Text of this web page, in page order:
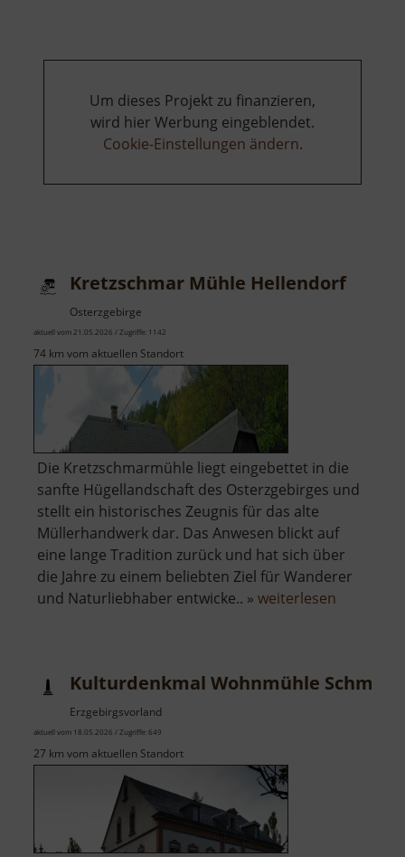
Um dieses Projekt zu finanzieren,
wird hier Werbung eingeblendet.
Cookie-Einstellungen ändern.
Kretzschmar Mühle Hellendorf
Osterzgebirge
aktuell vom 21.05.2026 / Zugriffe: 1142
74 km vom aktuellen Standort
Die Kretzschmarmühle liegt eingebettet in die
sanfte Hügellandschaft des Osterzgebirges und
stellt ein historisches Zeugnis für das alte
Müllerhandwerk dar. Das Anwesen blickt auf
eine lange Tradition zurück und hat sich über
die Jahre zu einem beliebten Ziel für Wanderer
und Naturliebhaber entwicke.. » weiterlesen
Kulturdenkmal Wohnmühle
Erzgebirgsvorland
aktuell vom 18.05.2026 / Zugriffe: 649
27 km vom aktuellen Standort